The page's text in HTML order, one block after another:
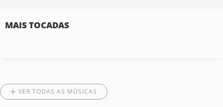
MAIS TOCADAS
VER TODAS AS MÚSICAS